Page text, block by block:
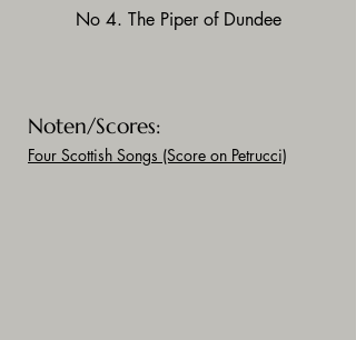
No 4. The Piper of Dundee
Noten/Scores:
Four Scottish Songs (Score on Petrucci)